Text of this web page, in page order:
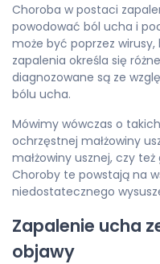
Choroba w postaci
powodować ból ucha i
może być poprzez
zapalenia określa się
diagnozowane są ze
bólu ucha.
Mówimy wówczas o
ochrzęstnej małżowiny
małżowiny usznej, czy
Choroby te powstają na
niedostatecznego
Zapalenie ucha
objawy